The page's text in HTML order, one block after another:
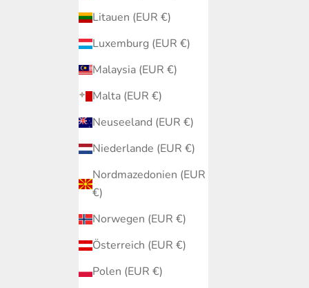
Litauen (EUR €)
Luxemburg (EUR €)
Malaysia (EUR €)
Malta (EUR €)
Neuseeland (EUR €)
Niederlande (EUR €)
Nordmazedonien (EUR
€)
Norwegen (EUR €)
Österreich (EUR €)
Polen (EUR €)